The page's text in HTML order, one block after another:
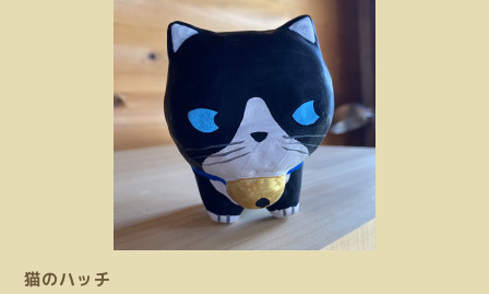
猫のハッチ